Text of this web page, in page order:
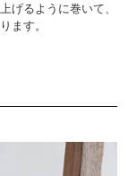
げるように巻いて、
ます。